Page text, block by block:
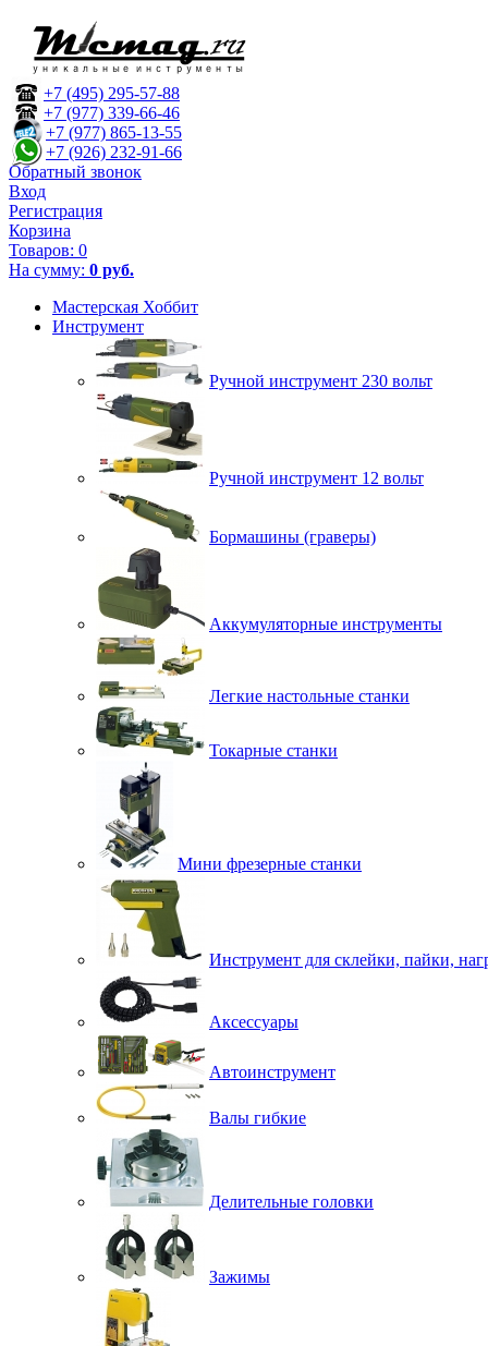
+7 (495) 295-57-88
+7 (977) 339-66-46
+7 (977) 865-13-55
+7 (926) 232-91-66
Обратный звонок
Вход
Регистрация
Корзина
Товаров: 0
На сумму: 0 руб.
Мастерская Хоббит
Инструмент
Ручной инструмент 230 вольт
Ручной инструмент 12 вольт
Бормашины (граверы)
Аккумуляторные инструменты
Легкие настольные станки
Токарные станки
Мини фрезерные станки
Инструмент для склейки, пайки,
Аксессуары
Автоинструмент
Валы гибкие
Делительные головки
Зажимы